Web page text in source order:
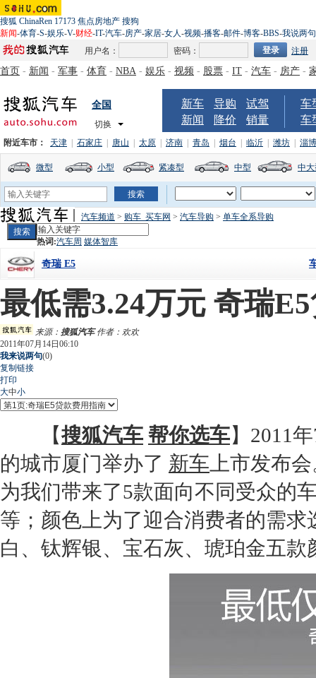
搜狐 ChinaRen 17173 焦点房地产 搜狗
新闻-体育-S-娱乐-V-财经-IT-汽车-房产-家居-女人-视频-播客-邮件-博客-BBS-我说两句
用户名：
密码： 注册
首页 - 新闻 - 军事 - 体育 - NBA - 娱乐 - 视频 - 股票 - IT - 汽车 - 房产 -
全国
切换
新车 导购
试驾
新闻
降价 销量
车
车
附近车市： 天津 石家庄 唐山 太原 济南 青岛 烟台 临沂 潍坊 淄博
微型 小型 紧凑型 中型 中
汽车频道 > 购车_买车网 > 汽车导购 > 单车全系导购
热词:汽车周 媒体智库
奇瑞 E5
最低需3.24万元 奇瑞
来源： 搜狐汽车作者：欢欢
2011年07月14日06:10
我来说两句(0)
复制链接
打印
大中小
【搜狐汽车 帮你选车】2011
的城市厦门举办了 新车 上市发布
为我们带来了5款面向不同受众的
等；颜色上为了迎合消费者的需
白、钛辉银、宝石灰、琥珀金五款